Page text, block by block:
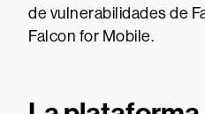
de vulnerabilidades de
Falcon for Mobile.